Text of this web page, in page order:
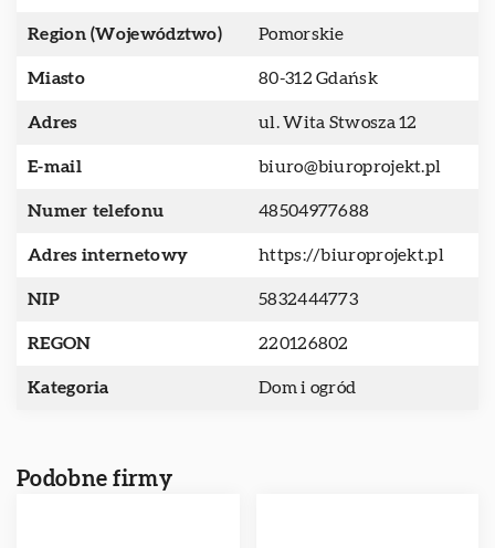
Region (Województwo) Pomorskie
Miasto 80-312 Gdańsk
Adres ul. Wita Stwosza 12
E-mail biuro@biuroprojekt.pl
Numer telefonu 48504977688
Adres internetowy https://biuroprojekt.pl
NIP 5832444773
REGON 220126802
Kategoria Dom i ogród
Podobne firmy